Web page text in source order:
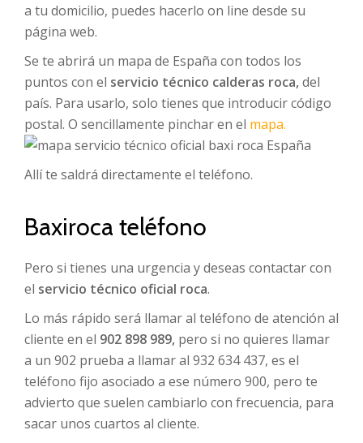
a tu domicilio, puedes hacerlo on line desde su
página web.
Se te abrirá un mapa de España con todos los
puntos con el servicio técnico calderas roca,del
país. Para usarlo, solo tienes que introducir código
postal. O sencillamente pinchar en el mapa.
Allí te saldrá directamente el teléfono.
Baxiroca teléfono
Pero si tienes una urgencia y deseas contactar con
el servicio técnico oficial roca.
Lo más rápido será llamar al teléfono de atención al
cliente en el 902 898 989, pero si no quieres llamar
a un 902 prueba a llamar al 932 634 437, es el
teléfono fijo asociado a ese número 900, pero te
advierto que suelen cambiarlo con frecuencia, para
sacar unos cuartos al cliente.